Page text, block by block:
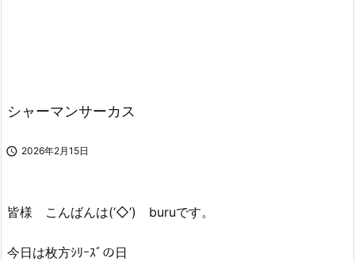
シャーマンサーカス
 2026年2月15日
皆様 こんばんは(‘◇’)ゞburuです。
今日は枚方ｼﾘｰｽﾞの日